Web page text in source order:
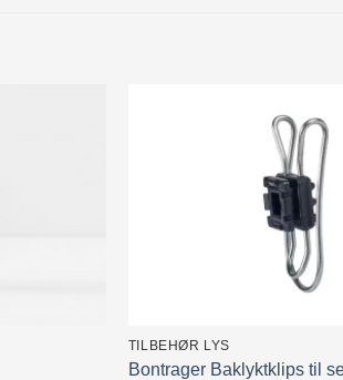
TILBEHØR LYS
Bontrager Baklyktklips til